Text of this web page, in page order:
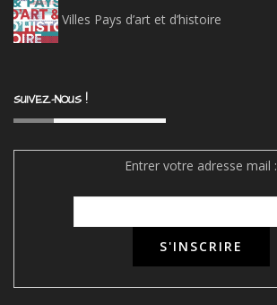
Villes Pays d’art et d’histoire
SUIVEZ-NOUS !
Entrer votre adresse mail :